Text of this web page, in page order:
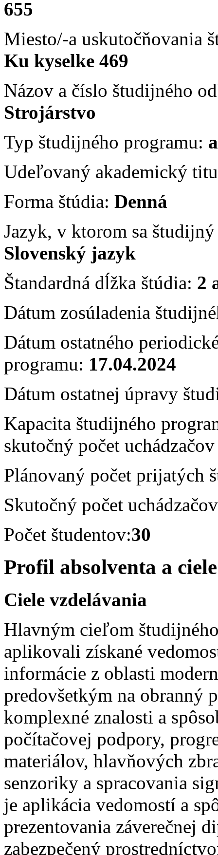
655
Miesto/-a uskutočňovania
Ku kyselke 469
Názov a číslo študijného
Strojárstvo
Typ študijného programu:
Udeľovaný akademický
Forma štúdia: Denná
Jazyk, v ktorom sa
Slovenský jazyk
Štandardná dĺžka štúdia: 2
Dátum zosúladenia
Dátum ostatného
programu: 17.04.2024
Dátum ostatnej úpravy
Kapacita študijného
skutočný počet
Plánovaný počet prijatých
Skutočný počet
Počet študentov:30
Profil absolventa a
Ciele vzdelávania
Hlavným cieľom
aplikovali získané
informácie z oblasti
predovšetkým na obranný
komplexné znalosti a
počítačovej podpory,
materiálov, hlavňových
senzoriky a spracovania
je aplikácia vedomostí a
prezentovania záverečnej
zabezpečený